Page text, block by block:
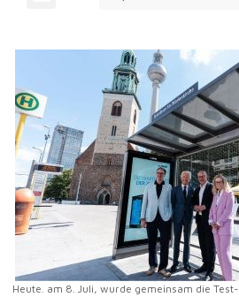
Heute. am 8. Juli, wurde gemeinsam die